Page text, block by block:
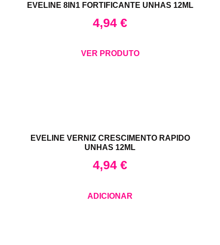
EVELINE 8IN1 FORTIFICANTE UNHAS 12ML
4,94 €
VER PRODUTO
EVELINE VERNIZ CRESCIMENTO RAPIDO
UNHAS 12ML
4,94 €
ADICIONAR